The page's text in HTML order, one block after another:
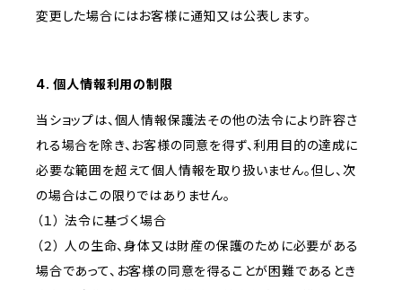
変更した場合にはお客様に通知又は公表します。
4. 個人情報利用の制限
当ショップは、個人情報保護法その他の法令により許容さ
れる場合を除き、お客様の同意を得ず、利用目的の達成に
必要な範囲を超えて個人情報を取り扱いません。但し、次
の場合はこの限りではありません。
（１） 法令に基づく場合
（２） 人の生命、身体又は財産の保護のために必要がある
場合であって、お客様の同意を得ることが困難であるとき